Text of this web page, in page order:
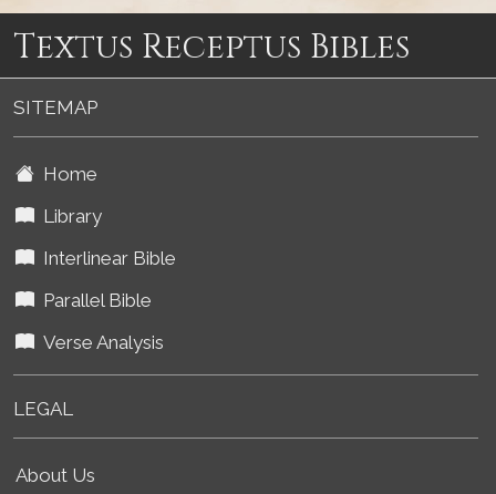
Textus Receptus Bibles
SITEMAP
Home
Library
Interlinear Bible
Parallel Bible
Verse Analysis
LEGAL
About Us